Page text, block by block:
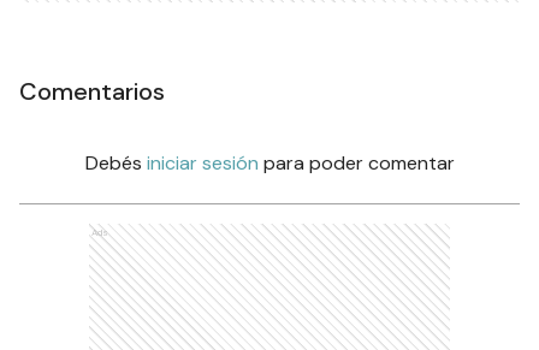
Comentarios
Debés iniciar sesión para poder comentar
Ads